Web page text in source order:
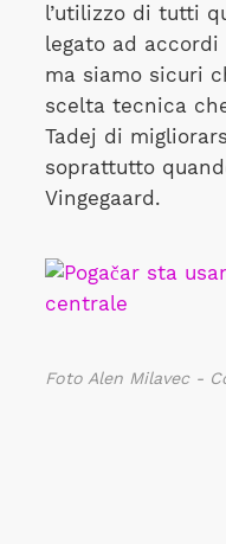
l’utilizzo di tutti
legato ad
ma siamo sicuri
scelta tecnica
Tadej di
soprattutto
Vingegaard.
Foto Alen Milavec -